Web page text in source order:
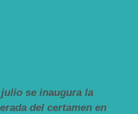
se inaugura la
del certamen en